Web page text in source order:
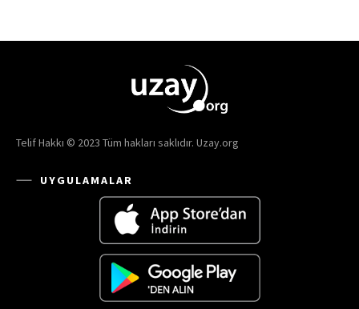
Telif Hakkı © 2023 Tüm hakları saklıdır. Uzay.org
UYGULAMALAR